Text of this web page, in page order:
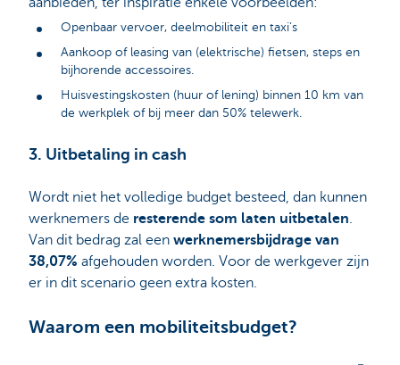
Openbaar vervoer, deelmobiliteit en taxi’s
Aankoop of leasing van (elektrische) fietsen, steps en
bijhorende accessoires.
Huisvestingskosten (huur of lening) binnen 10 km van
de werkplek of bij meer dan 50% telewerk.
3. Uitbetaling in cash
Wordt niet het volledige budget besteed, dan kunnen
werknemers de resterende som laten uitbetalen.
Van dit bedrag zal een werknemersbijdrage van
38,07% afgehouden worden. Voor de werkgever zijn
er in dit scenario geen extra kosten.
Waarom een mobiliteitsbudget?